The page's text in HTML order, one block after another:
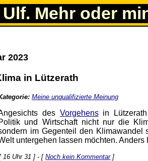
Ulf. Mehr oder
2023
in Lützerath
Meine unqualifizierte Meinung
des Vorgehensin Lützerath
und Wirtschaft nicht nur die
im Gegenteil den Klimawandel
untergehen lassen möchten.
16 Uhr 31 ] - [Noch kein Kommentar]